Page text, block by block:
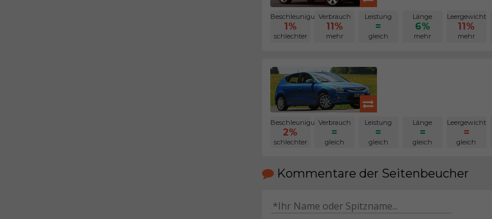
Beschleunigung
1%
schlechter
Verbrauch
11%
mehr
Leistung
=
gleich
Länge
6%
mehr
Leergewicht
11%
mehr
Beschleunigung
2%
schlechter
Verbrauch
=
gleich
Leistung
=
gleich
Länge
=
gleich
Leergewicht
=
gleich
Kommentare der Seitenbeucher